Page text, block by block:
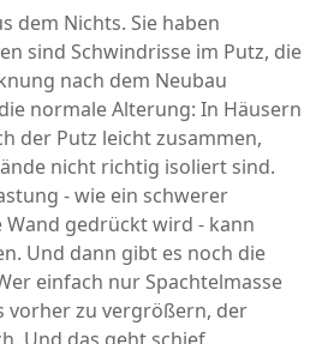
dem Nichts. Sie haben
sind Schwindrisse im Putz, die
nach dem Neubau
normale Alterung: In Häusern
der Putz leicht zusammen,
nicht richtig isoliert sind.
- wie ein schwerer
Wand gedrückt wird - kann
Und dann gibt es noch die
einfach nur Spachtelmasse
vorher zu vergrößern, der
Und das geht schief.